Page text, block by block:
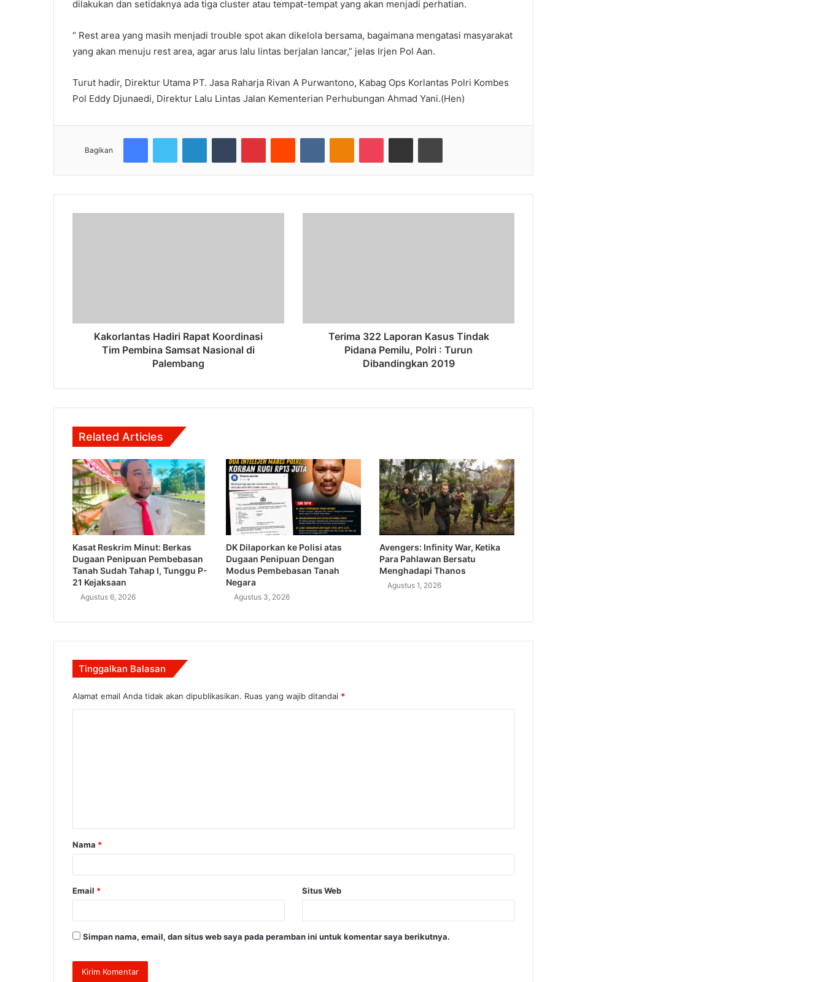
dilakukan dan setidaknya ada tiga cluster atau tempat-tempat yang akan menjadi perhatian.
“ Rest area yang masih menjadi trouble spot akan dikelola bersama, bagaimana mengatasi masyarakat
yang akan menuju rest area, agar arus lalu lintas berjalan lancar,” jelas Irjen Pol Aan.
Turut hadir, Direktur Utama PT. Jasa Raharja Rivan A Purwantono, Kabag Ops Korlantas Polri Kombes
Pol Eddy Djunaedi, Direktur Lalu Lintas Jalan Kementerian Perhubungan Ahmad Yani.(Hen)
Bagikan
FacebookTwitter LinkedInTumblr PinterestReddit VKontakteOdnoklassniki
Pocket Share via Email Cetak
Kakorlantas Hadiri Rapat Koordinasi
Tim Pembina Samsat Nasional di
Palembang
Terima 322 Laporan Kasus Tindak
Pidana Pemilu, Polri : Turun
Dibandingkan 2019
Related Articles
Kasat Reskrim Minut: Berkas
Dugaan Penipuan Pembebasan
Tanah Sudah Tahap I, Tunggu P-
21 Kejaksaan
Agustus 6, 2026
DK Dilaporkan ke Polisi atas
Dugaan Penipuan Dengan
Modus Pembebasan Tanah
Negara
Agustus 3, 2026
Avengers: Infinity War, Ketika
Para Pahlawan Bersatu
Menghadapi Thanos
Agustus 1, 2026
Tinggalkan Balasan
Alamat email Anda tidak akan dipublikasikan. Ruas yang wajib ditandai *
a
r
Nama *
Email * Situs Web
Simpan nama, email, dan situs web saya pada peramban ini untuk komentar saya berikutnya.